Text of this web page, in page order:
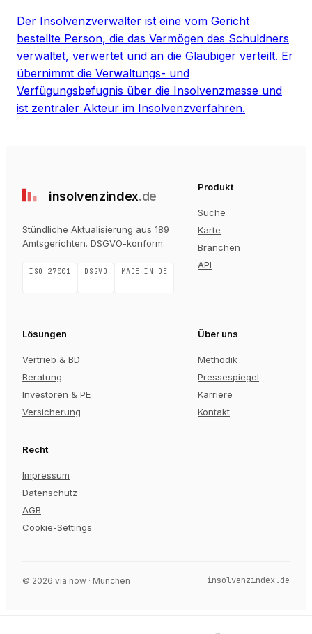
Der Insolvenzverwalter ist eine vom Gericht
bestellte Person, die das Vermögen des Schuldners
verwaltet, verwertet und an die Gläubiger verteilt. Er
übernimmt die Verwaltungs- und
Verfügungsbefugnis über die Insolvenzmasse und
ist zentraler Akteur im Insolvenzverfahren.
insolvenzindex.de
Stündliche Aktualisierung aus 189
Amtsgerichten. DSGVO-konform.
ISO 27001 DSGVO MADE IN DE
Produkt
Suche
Karte
Branchen
API
Lösungen
Vertrieb & BD
Beratung
Investoren & PE
Versicherung
Über uns
Methodik
Pressespiegel
Karriere
Kontakt
Recht
Impressum
Datenschutz
AGB
Cookie-Settings
© 2026 via now · München insolvenzindex.de